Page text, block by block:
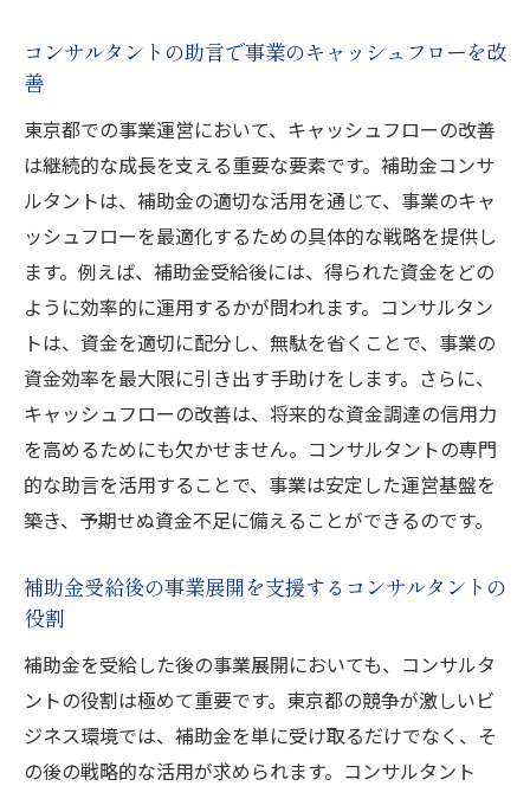
コンサルタントの助言で事業のキャッシュフローを改
善
東京都での事業運営において、キャッシュフローの改善
は継続的な成長を支える重要な要素です。補助金コンサ
ルタントは、補助金の適切な活用を通じて、事業のキャ
ッシュフローを最適化するための具体的な戦略を提供し
ます。例えば、補助金受給後には、得られた資金をどの
ように効率的に運用するかが問われます。コンサルタン
トは、資金を適切に配分し、無駄を省くことで、事業の
資金効率を最大限に引き出す手助けをします。さらに、
キャッシュフローの改善は、将来的な資金調達の信用力
を高めるためにも欠かせません。コンサルタントの専門
的な助言を活用することで、事業は安定した運営基盤を
築き、予期せぬ資金不足に備えることができるのです。
補助金受給後の事業展開を支援するコンサルタントの
役割
補助金を受給した後の事業展開においても、コンサルタ
ントの役割は極めて重要です。東京都の競争が激しいビ
ジネス環境では、補助金を単に受け取るだけでなく、そ
の後の戦略的な活用が求められます。コンサルタント